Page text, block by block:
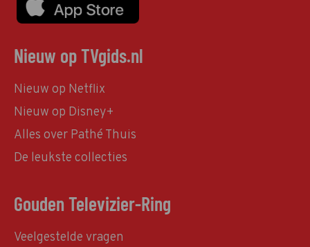
Nieuw op TVgids.nl
Nieuw op Netflix
Nieuw op Disney+
Alles over Pathé Thuis
De leukste collecties
Gouden Televizier-Ring
Veelgestelde vragen